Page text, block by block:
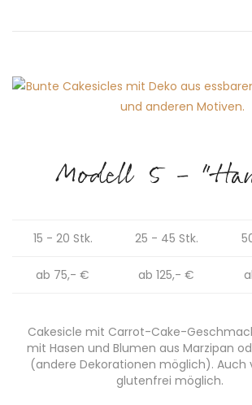
Modell 5 -
15 - 20 Stk. 25 - 45 Stk.
ab 75,- € ab 125,- €
Cakesicle mit Carrot-Cake-
mit Hasen und Blumen aus Marzipan
(andere Dekorationen möglich). Auch
glutenfrei möglich.